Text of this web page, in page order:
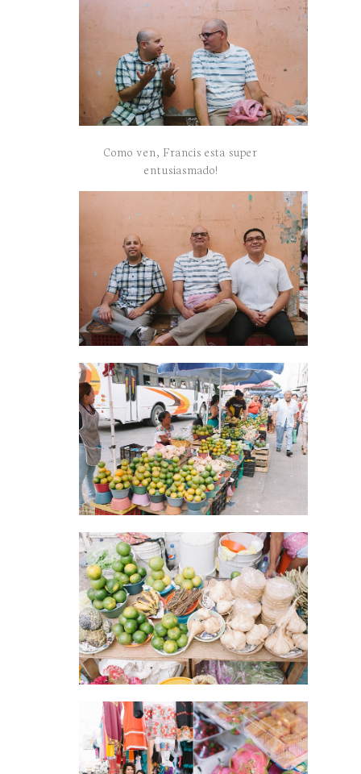
Como ven, Francis esta super
entusiasmado!